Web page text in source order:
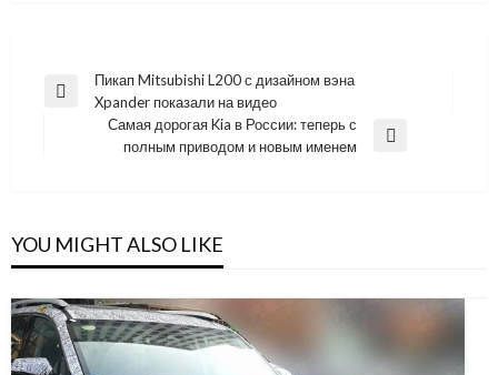
Навигация
записям
Previous
Пикап Mitsubishi L200 с дизайном вэна
Xpander показали на видео
Самая дорогая Kia в России: теперь с
полным приводом и новым именем
YOU MIGHT ALSO LIKE